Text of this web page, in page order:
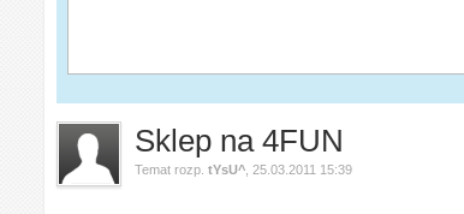
Sklep na 4FUN
Temat rozp.tYsU^ 25.03.2011 15:39